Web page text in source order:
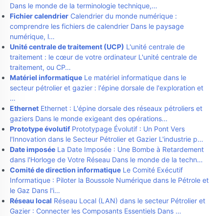
Dans le monde de la terminologie technique,…
Fichier calendrier Calendrier du monde numérique :
comprendre les fichiers de calendrier Dans le paysage
numérique, l…
Unité centrale de traitement (UCP) L'unité centrale de
traitement : le cœur de votre ordinateur L'unité centrale de
traitement, ou CP…
Matériel informatique Le matériel informatique dans le
secteur pétrolier et gazier : l'épine dorsale de l'exploration et
…
Ethernet Ethernet : L'épine dorsale des réseaux pétroliers et
gaziers Dans le monde exigeant des opérations…
Prototype évolutifPrototypage Évolutif : Un Pont Vers
l'Innovation dans le Secteur Pétrolier et Gazier L'industrie p…
Date imposée La Date Imposée : Une Bombe à Retardement
dans l'Horloge de Votre Réseau Dans le monde de la techn…
Comité de direction informatique Le Comité Exécutif
Informatique : Piloter la Boussole Numérique dans le Pétrole et
le Gaz Dans l'i…
Réseau local Réseau Local (LAN) dans le secteur Pétrolier et
Gazier : Connecter les Composants Essentiels Dans …